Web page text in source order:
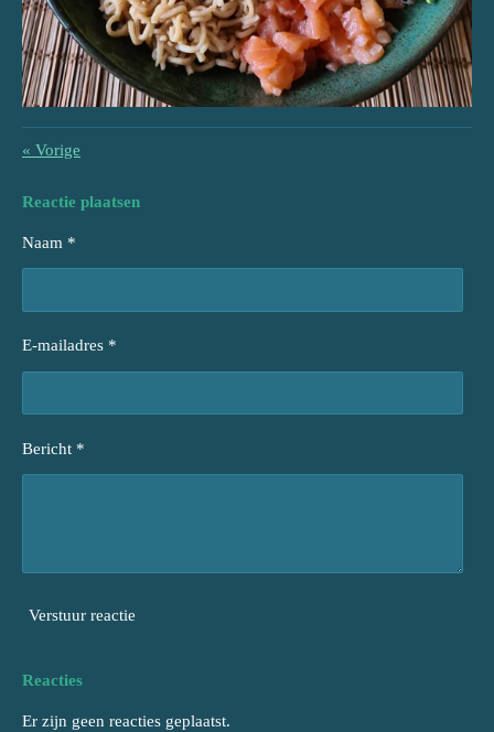
« Vorige
Reactie plaatsen
Naam *
E-mailadres *
Bericht *
Verstuur reactie
Reacties
Er zijn geen reacties geplaatst.